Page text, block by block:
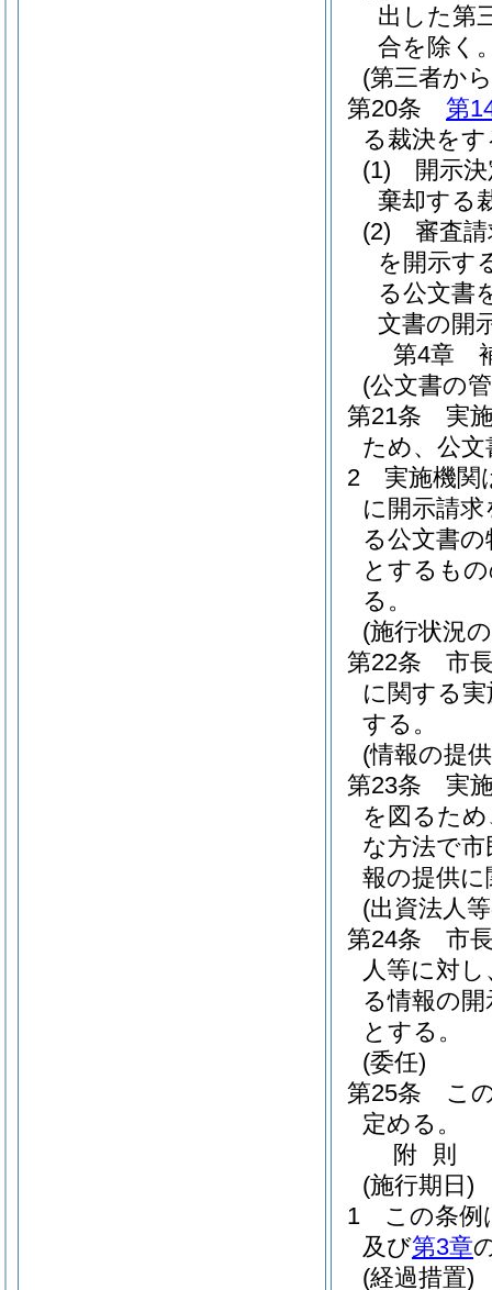
出した第
合を除く
(第三者か
第20条
第
る裁決を
(1)
開示
棄却する
(2)
審査
を開示す
る公文書
文書の開
第4章
(公文書の
第21条
実
ため、公
2
実施機関
に開示請
る公文書
とするも
る。
(施行状況
第22条
市
に関する
する。
(情報の提
第23条
実
を図るた
な方法で
報の提供
(出資法人
第24条
市
人等に対
る情報の
とする。
(委任)
第25条
こ
定める。
附 則
(施行期日)
1
この条例
及び第3章
(経過措置)